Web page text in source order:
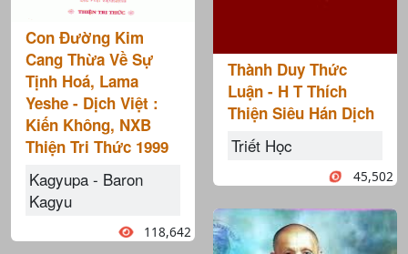
Con Đường Kim
Cang Thừa Về Sự
Tịnh Hoá, Lama
Yeshe - Dịch Việt :
Kiến Không, NXB
Thiện Tri Thức 1999
Kagyupa - Baron
Kagyu
118,642
Thành Duy Thức
Luận - H T Thích
Thiện Siêu Hán Dịch
Triết Học
45,502